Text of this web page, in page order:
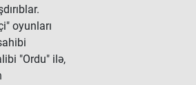
oyunları
"Ordu" ilə,